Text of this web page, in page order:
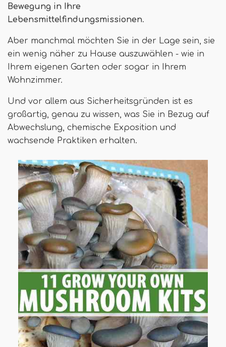
Bewegung in Ihre
Lebensmittelfindungsmissionen.
Aber manchmal möchten Sie in der Lage sein, sie
ein wenig näher zu Hause auszuwählen - wie in
Ihrem eigenen Garten oder sogar in Ihrem
Wohnzimmer.
Und vor allem aus Sicherheitsgründen ist es
großartig, genau zu wissen, was Sie in Bezug auf
Abwechslung, chemische Exposition und
wachsende Praktiken erhalten.